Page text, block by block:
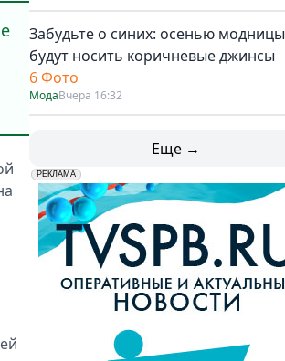
Забудьте о синих: осенью модницы
будут носить коричневые джинсы
6 Фото
МодаВчера 16:32
Еще →
erid: LdtCK5udn
РЕКЛАМА
АО "ГАТР", ИНН: 7841320717